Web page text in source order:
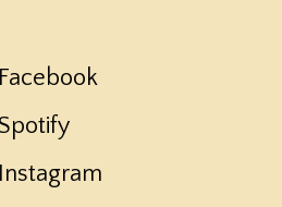
Facebook
Instagram